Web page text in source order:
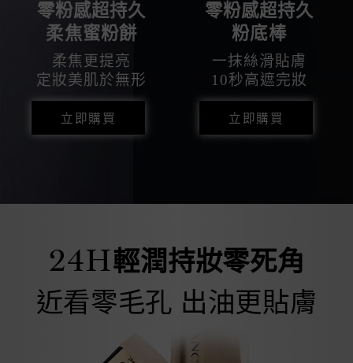
零粉感超持久
柔焦蜜粉餅
柔焦更提亮
定妝美肌於無形
立即購買
零粉感超持久
粉底棒
一抹絲滑貼膚
10秒高遮完妝
立即購買
24H輕潤持妝零死角
近看零毛孔 出油更貼膚